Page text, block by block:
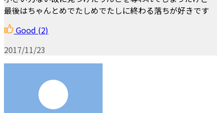
最後はちゃんとめでたしめでたしに終わる落ちが好きです
Good (2)
2017/11/23